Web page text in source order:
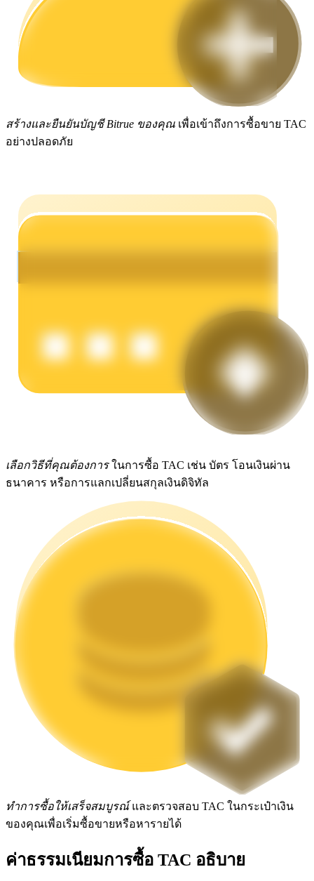
ผลตอบแทนสูงและเข้าถึงได้ทันที
การลงทุนพิเศษสำหรับผู้ถือ BTR
สร้างและยืนยันบัญชี Bitrue ของคุณ เพื่อเข้าถึงการซื้อขาย TAC
อย่างปลอดภัย
เลือกวิธีที่คุณต้องการในการซื้อ TAC เช่น บัตร โอนเงินผ่าน
ธนาคาร หรือการแลกเปลี่ยนสกุลเงินดิจิทัล
ทำการซื้อให้เสร็จสมบูรณ์และตรวจสอบ TAC ในกระเป๋าเงิน
ของคุณเพื่อเริ่มซื้อขายหรือหารายได้
ค่าธรรมเนียมการซื้อ TAC อธิบาย